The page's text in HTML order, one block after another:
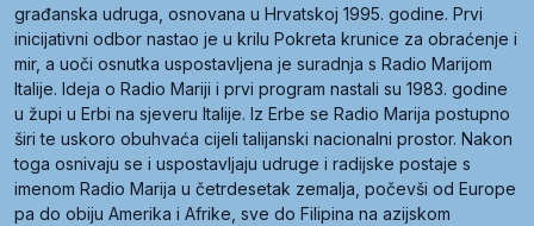
građanska udruga, osnovana u Hrvatskoj 1995. godine. Prvi
inicijativni odbor nastao je u krilu Pokreta krunice za obraćenje i
mir, a uoči osnutka uspostavljena je suradnja s Radio Marijom
Italije. Ideja o Radio Mariji i prvi program nastali su 1983. godine
u župi u Erbi na sjeveru Italije. Iz Erbe se Radio Marija postupno
širi te uskoro obuhvaća cijeli talijanski nacionalni prostor. Nakon
toga osnivaju se i uspostavljaju udruge i radijske postaje s
imenom Radio Marija u četrdesetak zemalja, počevši od Europe
pa do obiju Amerika i Afrike, sve do Filipina na azijskom